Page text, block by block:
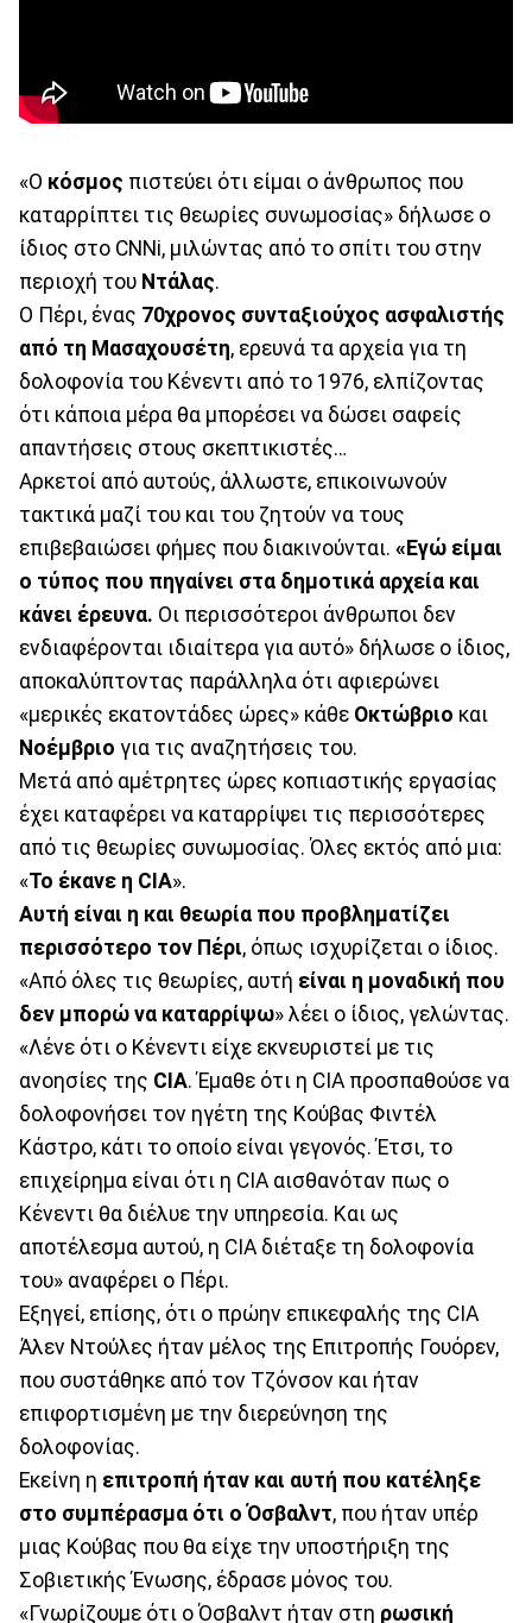
«Ο κόσμος πιστεύει ότι είμαι ο άνθρωπος που
καταρρίπτει τις θεωρίες συνωμοσίας» δήλωσε ο
ίδιος στο CNNi, μιλώντας από το σπίτι του στην
περιοχή του Ντάλας.
Ο Πέρι, ένας 70χρονος συνταξιούχος ασφαλιστής
από τη Μασαχουσέτη, ερευνά τα αρχεία για τη
δολοφονία του Κένεντι από το 1976, ελπίζοντας
ότι κάποια μέρα θα μπορέσει να δώσει σαφείς
απαντήσεις στους σκεπτικιστές…
Αρκετοί από αυτούς, άλλωστε, επικοινωνούν
τακτικά μαζί του και του ζητούν να τους
επιβεβαιώσει φήμες που διακινούνται. «Εγώ είμαι
ο τύπος που πηγαίνει στα δημοτικά αρχεία και
κάνει έρευνα. Οι περισσότεροι άνθρωποι δεν
ενδιαφέρονται ιδιαίτερα για αυτό» δήλωσε ο ίδιος,
αποκαλύπτοντας παράλληλα ότι αφιερώνει
«μερικές εκατοντάδες ώρες» κάθε Οκτώβριο και
Νοέμβριο για τις αναζητήσεις του.
Μετά από αμέτρητες ώρες κοπιαστικής εργασίας
έχει καταφέρει να καταρρίψει τις περισσότερες
από τις θεωρίες συνωμοσίας. Όλες εκτός από μια:
«Το έκανε η CIA».
Αυτή είναι η και θεωρία που προβληματίζει
περισσότερο τον Πέρι, όπως ισχυρίζεται ο ίδιος.
«Aπό όλες τις θεωρίες, αυτή είναι η μοναδική που
δεν μπορώ να καταρρίψω» λέει ο ίδιος, γελώντας.
«Λένε ότι ο Κένεντι είχε εκνευριστεί με τις
ανοησίες της CIA. Έμαθε ότι η CIA προσπαθούσε να
δολοφονήσει τον ηγέτη της Κούβας Φιντέλ
Κάστρο, κάτι το οποίο είναι γεγονός. Έτσι, το
επιχείρημα είναι ότι η CIA αισθανόταν πως ο
Κένεντι θα διέλυε την υπηρεσία. Και ως
αποτέλεσμα αυτού, η CIA διέταξε τη δολοφονία
του» αναφέρει ο Πέρι.
Εξηγεί, επίσης, ότι ο πρώην επικεφαλής της CIA
Άλεν Ντούλες ήταν μέλος της Επιτροπής Γουόρεν,
που συστάθηκε από τον Τζόνσον και ήταν
επιφορτισμένη με την διερεύνηση της
δολοφονίας.
Εκείνη η επιτροπή ήταν και αυτή που κατέληξε
στο συμπέρασμα ότι ο Όσβαλντ, που ήταν υπέρ
μιας Κούβας που θα είχε την υποστήριξη της
Σοβιετικής Ένωσης, έδρασε μόνος του.
«Γνωρίζουμε ότι ο Όσβαλντ ήταν στη ρωσική